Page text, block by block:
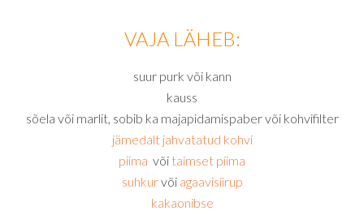
VAJA LÄHEB:
suur purk või kann
kauss
sõela või marlit, sobib ka majapidamispaber või kohvifilter
jämedalt jahvatatud kohvi
piima või taimset piima
suhkurvõi agaavisiirup
kakaonibse